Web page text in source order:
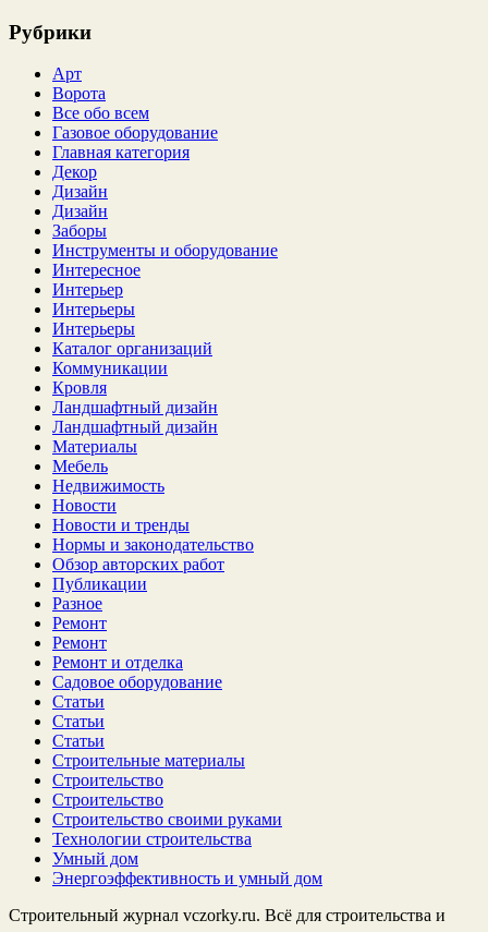
Рубрики
Арт
Ворота
Все обо всем
Газовое оборудование
Главная категория
Декор
Дизайн
Дизайн
Заборы
Инструменты и оборудование
Интересное
Интерьер
Интерьеры
Интерьеры
Каталог организаций
Коммуникации
Кровля
Ландшафтный дизайн
Ландшафтный дизайн
Материалы
Мебель
Недвижимость
Новости
Новости и тренды
Нормы и законодательство
Обзор авторских работ
Публикации
Разное
Ремонт
Ремонт
Ремонт и отделка
Садовое оборудование
Статьи
Статьи
Статьи
Строительные материалы
Строительство
Строительство
Строительство своими руками
Технологии строительства
Умный дом
Энергоэффективность и умный дом
Строительный журнал vczorky.ru. Всё для строительства и